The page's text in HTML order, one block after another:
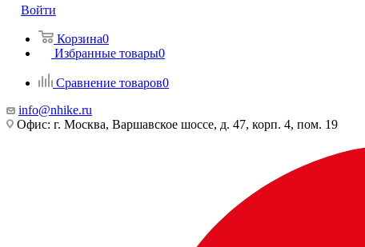
Войти
Корзина0
Избранные товары0
Сравнение товаров0
info@nhike.ru
Офис: г. Москва, Варшавское шоссе, д. 47, корп. 4, пом. 19